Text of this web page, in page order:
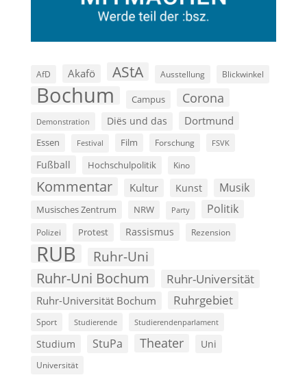
AfD Akafö AStA Ausstellung Blickwinkel
Bochum Campus Corona
Demonstration Diës und das Dortmund
Essen Festival Film Forschung FSVK
Fußball Hochschulpolitik Kino
Kommentar Kultur Kunst Musik
Musisches Zentrum NRW Party Politik
Polizei Protest Rassismus Rezension
RUB Ruhr-Uni
Ruhr-Uni Bochum Ruhr-Universität
Ruhr-Universität Bochum Ruhrgebiet
Sport Studierende Studierendenparlament
Studium StuPa Theater Uni
Universität